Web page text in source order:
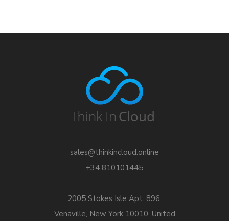
sales@thinkincloud.online
+34 810101445
2005 Stokes Isle Apt. 896,
Venaville, New York 10010, United